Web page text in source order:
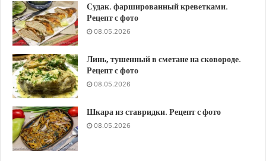
Судак. фаршированный креветками.
Рецепт с фото
08.05.2026
Линь, тушенный в сметане на сковороде.
Рецепт с фото
08.05.2026
Шкара из ставридки. Рецепт с фото
08.05.2026